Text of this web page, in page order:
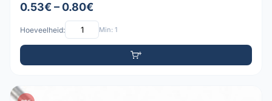
0.53€ – 0.80€
Hoeveelheid: Min: 1